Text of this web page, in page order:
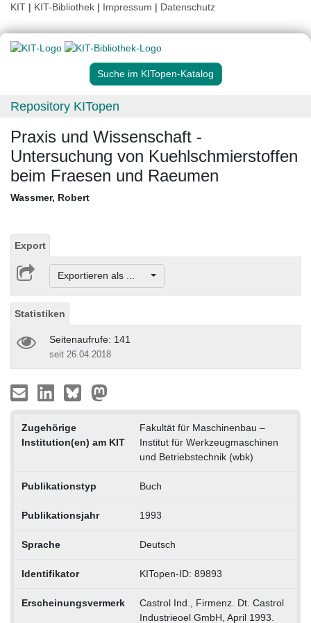
KIT | KIT-Bibliothek | Impressum | Datenschutz
Suche im KITopen-Katalog
Repository KITopen
Praxis und Wissenschaft -
Untersuchung von Kuehlschmierstoffen
beim Fraesen und Raeumen
Wassmer, Robert
Export
Exportieren als ...
Statistiken
Seitenaufrufe: 141
seit 26.04.2018
Zugehörige
Institution(en) am KIT
Fakultät für Maschinenbau –
Institut für Werkzeugmaschinen
und Betriebstechnik (wbk)
Publikationstyp Buch
Publikationsjahr 1993
Sprache Deutsch
Identifikator KITopen-ID: 89893
Erscheinungsvermerk
Castrol Ind., Firmenz. Dt. Castrol
Industrieoel GmbH, April 1993.